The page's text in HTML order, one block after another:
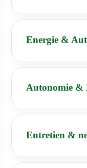
Energie &
Autonomie &
Entretien &